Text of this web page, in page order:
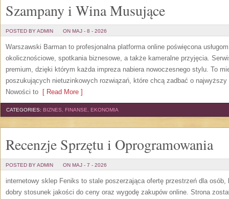
Szampany i Wina Musujące
POSTED BY ADMIN ON MAJ - 8 - 2026
Warszawski Barman to profesjonalna platforma online poświęcona
okolicznościowe, spotkania biznesowe, a także kameralne przyjęcia.
premium, dzięki którym każda impreza nabiera nowoczesnego stylu. To
poszukujących nietuzinkowych rozwiązań, które chcą zadbać o
Nowości to [ Read More ]
CATEGORIES: BIZNES, FINANSE, EKONOMIA
Recenzje Sprzętu i Oprogramowania
POSTED BY ADMIN ON MAJ - 7 - 2026
internetowy sklep Feniks to stale poszerzająca ofertę przestrzeń dla
dobry stosunek jakości do ceny oraz wygodę zakupów online. Strona